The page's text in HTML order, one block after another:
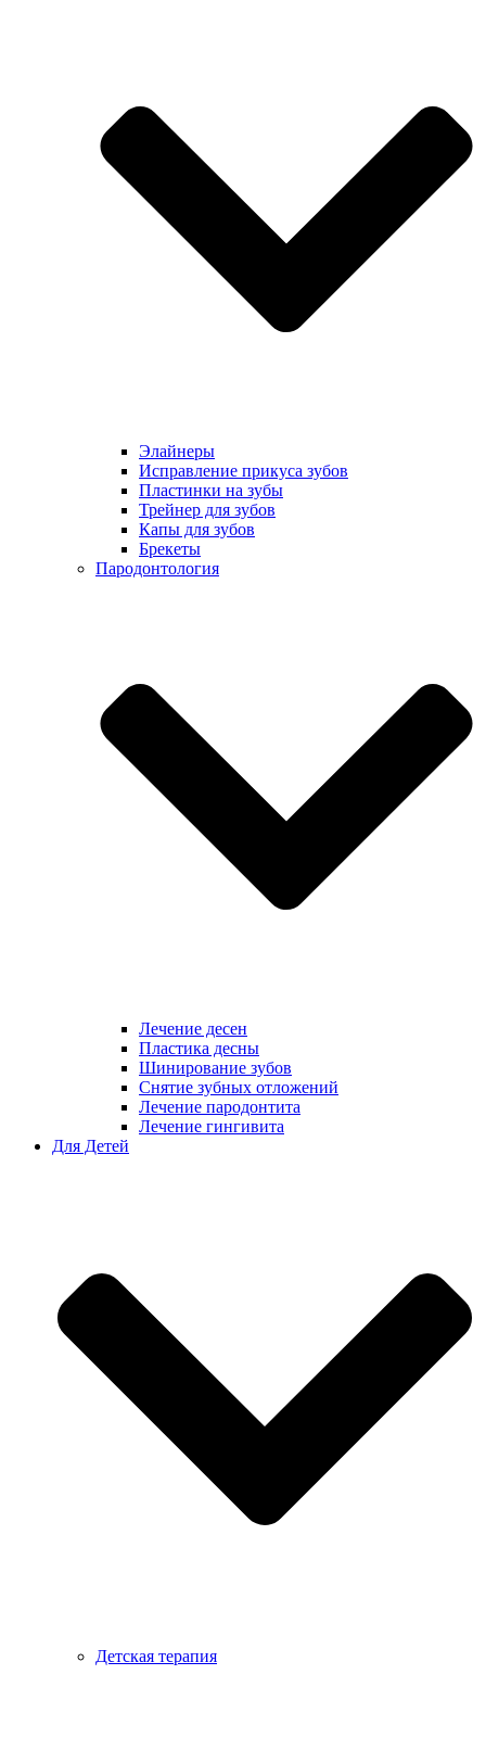
Элайнеры
Исправление прикуса зубов
Пластинки на зубы
Трейнер для зубов
Капы для зубов
Брекеты
Пародонтология
Лечение десен
Пластика десны
Шинирование зубов
Снятие зубных отложений
Лечение пародонтита
Лечение гингивита
Для Детей
Детская терапия